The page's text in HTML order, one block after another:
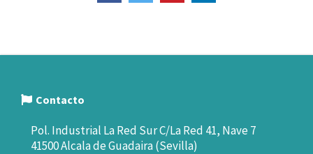
Contacto
Pol. Industrial La Red Sur C/La Red 41, Nave 7
41500 Alcala de Guadaira (Sevilla)